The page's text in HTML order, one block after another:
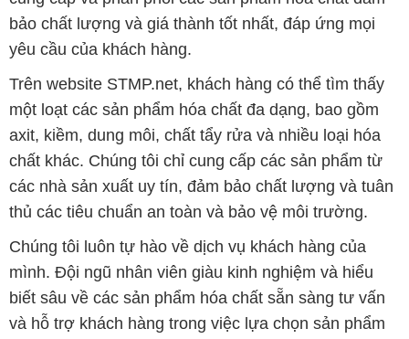
bảo chất lượng và giá thành tốt nhất, đáp ứng mọi
yêu cầu của khách hàng.
Trên website STMP.net, khách hàng có thể tìm thấy
một loạt các sản phẩm hóa chất đa dạng, bao gồm
axit, kiềm, dung môi, chất tẩy rửa và nhiều loại hóa
chất khác. Chúng tôi chỉ cung cấp các sản phẩm từ
các nhà sản xuất uy tín, đảm bảo chất lượng và tuân
thủ các tiêu chuẩn an toàn và bảo vệ môi trường.
Chúng tôi luôn tự hào về dịch vụ khách hàng của
mình. Đội ngũ nhân viên giàu kinh nghiệm và hiểu
biết sâu về các sản phẩm hóa chất sẵn sàng tư vấn
và hỗ trợ khách hàng trong việc lựa chọn sản phẩm